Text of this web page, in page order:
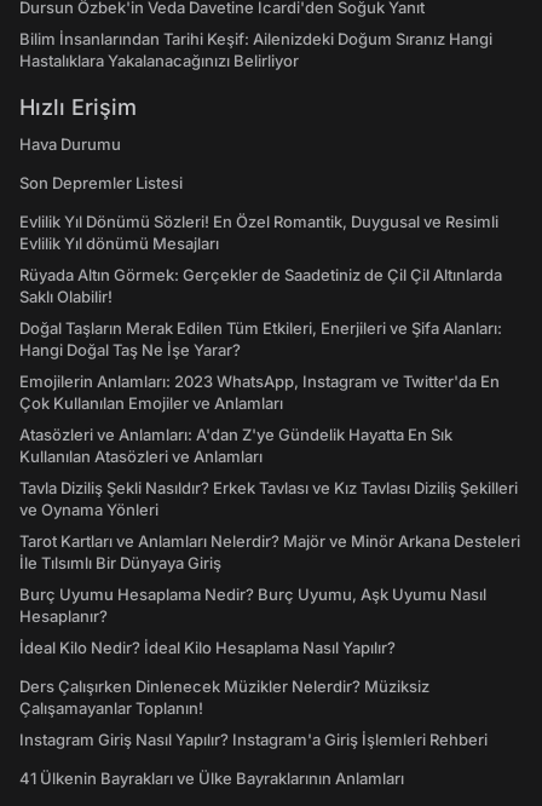
Dursun Özbek'in Veda Davetine Icardi'den Soğuk Yanıt
Bilim İnsanlarından Tarihi Keşif: Ailenizdeki Doğum Sıranız Hangi
Hastalıklara Yakalanacağınızı Belirliyor
Hızlı Erişim
Hava Durumu
Son Depremler Listesi
Evlilik Yıl Dönümü Sözleri! En Özel Romantik, Duygusal ve Resimli
Evlilik Yıl dönümü Mesajları
Rüyada Altın Görmek: Gerçekler de Saadetiniz de Çil Çil Altınlarda
Saklı Olabilir!
Doğal Taşların Merak Edilen Tüm Etkileri, Enerjileri ve Şifa Alanları:
Hangi Doğal Taş Ne İşe Yarar?
Emojilerin Anlamları: 2023 WhatsApp, Instagram ve Twitter'da En
Çok Kullanılan Emojiler ve Anlamları
Atasözleri ve Anlamları: A'dan Z'ye Gündelik Hayatta En Sık
Kullanılan Atasözleri ve Anlamları
Tavla Diziliş Şekli Nasıldır? Erkek Tavlası ve Kız Tavlası Diziliş Şekilleri
ve Oynama Yönleri
Tarot Kartları ve Anlamları Nelerdir? Majör ve Minör Arkana Desteleri
İle Tılsımlı Bir Dünyaya Giriş
Burç Uyumu Hesaplama Nedir? Burç Uyumu, Aşk Uyumu Nasıl
Hesaplanır?
İdeal Kilo Nedir? İdeal Kilo Hesaplama Nasıl Yapılır?
Ders Çalışırken Dinlenecek Müzikler Nelerdir? Müziksiz
Çalışamayanlar Toplanın!
Instagram Giriş Nasıl Yapılır? Instagram'a Giriş İşlemleri Rehberi
41 Ülkenin Bayrakları ve Ülke Bayraklarının Anlamları